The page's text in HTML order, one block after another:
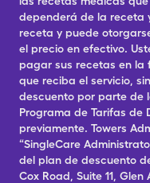
dependerá de la receta
receta y puede
el precio en efectivo.
pagar sus recetas en la
que reciba el servicio,
descuento por parte de
Programa de Tarifas de
previamente. Towers
“SingleCare
del plan de descuento
Cox Road, Suite 11,